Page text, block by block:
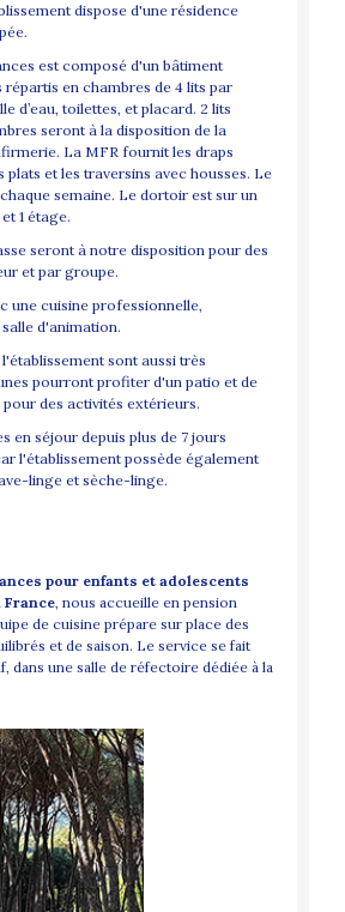
dispose d'une résidence
est composé d'un bâtiment
répartis en chambres de 4 lits par
d’eau, toilettes, et placard. 2 lits
seront à la disposition de la
La MFR fournit les draps
plats et les traversins avec housses. Le
semaine. Le dortoir est sur un
1 étage.
seront à notre disposition pour des
et par groupe.
une cuisine professionnelle,
d'animation.
sont aussi très
pourront profiter d'un patio et de
des activités extérieurs.
en séjour depuis plus de 7 jours
l'établissement possède également
linge et sèche-linge.
pour enfants et adolescents
France, nous accueille en pension
de cuisine prépare sur place des
et de saison. Le service se fait
dans une salle de réfectoire dédiée à la